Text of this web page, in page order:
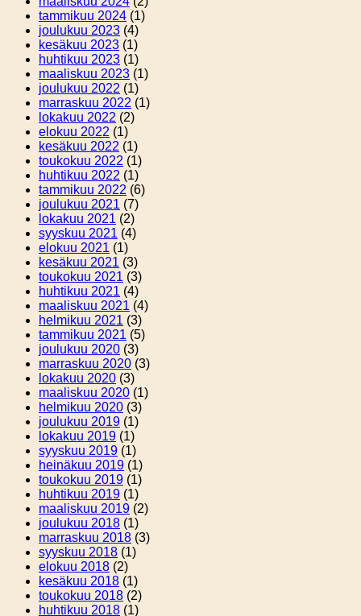
tammikuu 2024 (1)
joulukuu 2023 (4)
kesäkuu 2023 (1)
huhtikuu 2023 (1)
maaliskuu 2023 (1)
joulukuu 2022 (1)
marraskuu 2022 (1)
lokakuu 2022 (2)
elokuu 2022 (1)
kesäkuu 2022 (1)
toukokuu 2022 (1)
huhtikuu 2022 (1)
tammikuu 2022 (6)
joulukuu 2021 (7)
lokakuu 2021 (2)
syyskuu 2021 (4)
elokuu 2021 (1)
kesäkuu 2021 (3)
toukokuu 2021 (3)
huhtikuu 2021 (4)
maaliskuu 2021 (4)
helmikuu 2021 (3)
tammikuu 2021 (5)
joulukuu 2020 (3)
marraskuu 2020 (3)
lokakuu 2020 (3)
maaliskuu 2020 (1)
helmikuu 2020 (3)
joulukuu 2019 (1)
lokakuu 2019 (1)
syyskuu 2019 (1)
heinäkuu 2019 (1)
toukokuu 2019 (1)
huhtikuu 2019 (1)
maaliskuu 2019 (2)
joulukuu 2018 (1)
marraskuu 2018 (3)
syyskuu 2018 (1)
elokuu 2018 (2)
kesäkuu 2018 (1)
toukokuu 2018 (2)
huhtikuu 2018 (1)